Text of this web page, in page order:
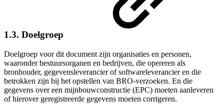
1.3. Doelgroep
Doelgroep voor dit document zijn organisaties en personen,
waaronder bestuursorganen en bedrijven, die opereren als
bronhouder, gegevensleverancierof softwareleverancier en die
betrokken zijn bij het opstellen van BRO-verzoeken. En die
gegevens over een mijnbouwconstructie (EPC) moeten aanleveren
of hierover geregistreerde gegevens moeten corrigeren.